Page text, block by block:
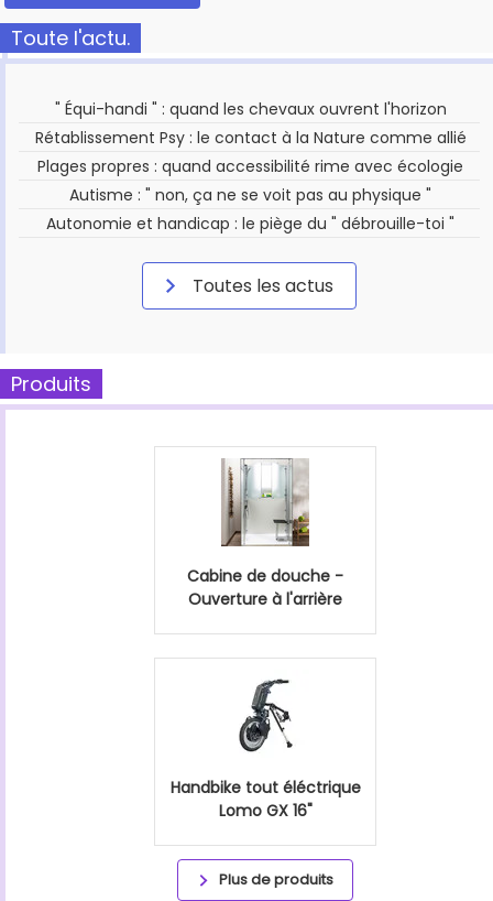
Toute l'actu.
" Équi-handi " : quand les chevaux ouvrent l'horizon
Rétablissement Psy : le contact à la Nature comme allié
Plages propres : quand accessibilité rime avec écologie
Autisme : " non, ça ne se voit pas au physique "
Autonomie et handicap : le piège du " débrouille-toi "
Toutes les actus
Produits
Cabine de douche -
Ouverture à l'arrière
Handbike tout éléctrique
Lomo GX 16"
Plus de produits